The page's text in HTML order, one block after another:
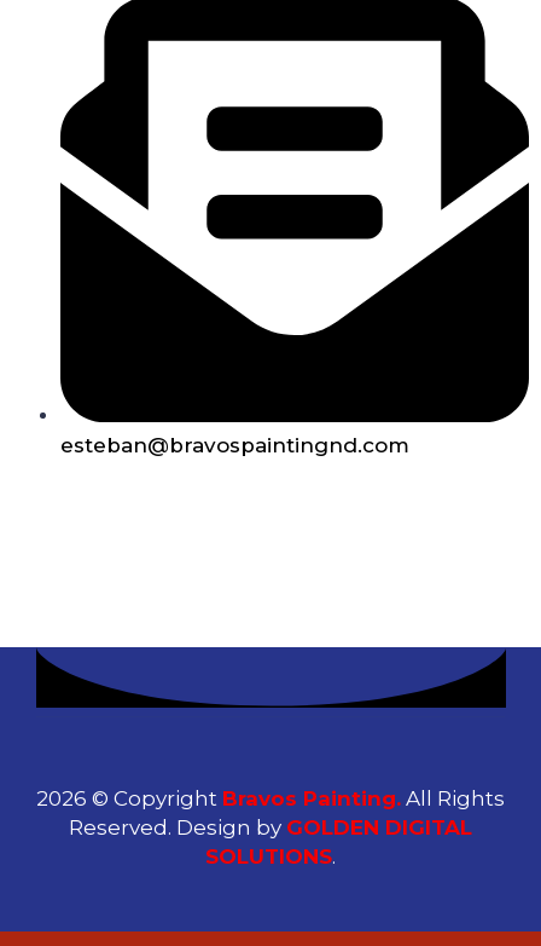
esteban@bravospaintingnd.com
2026 © Copyright Bravos Painting. All Rights
Reserved. Design by GOLDEN DIGITAL
SOLUTIONS.